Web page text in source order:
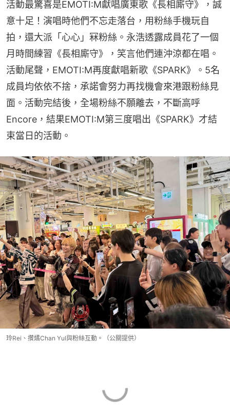
活動最驚喜是EMOTI:M獻唱廣東歌《長相廝守》，誠
意十足！演唱時他們不忘走落台，用粉絲手機玩自
拍，還大派「心心」冧粉絲。永浩透露成員花了一個
月時間練習《長相廝守》，笑言他們連沖涼都在唱。
活動尾聲，EMOTI:M再度獻唱新歌《SPARK》。5名
成員均依依不捨，承諾會努力再找機會來港跟粉絲見
面。活動完結後，全場粉絲不願離去，不斷高呼
Encore，結果EMOTI:M第三度唱出《SPARK》才結
束當日的活動。
玲Rei、攢燏Chan Yul與粉絲互動。（公關提供）